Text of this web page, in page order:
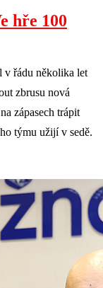
hře 100
v řádu několika let
zbrusu nová
zápasech trápit
týmu užijí v sedě.